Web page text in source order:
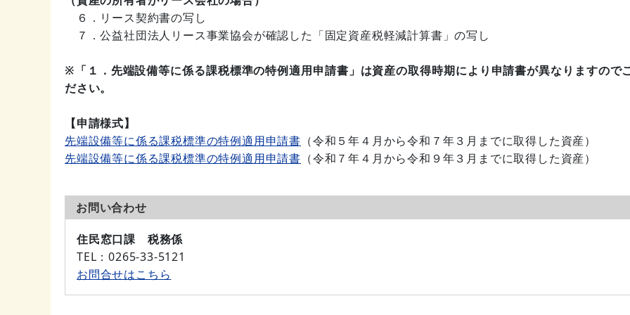
６．リース契約書の写し
７．公益社団法人リース事業協会が確認した「固定資産税軽減計算書」の写し
※「１．先端設備等に係る課税標準の特例適用申請書」は資産の取得時期により申請書が異なりますので
ださい。
【申請様式】
先端設備等に係る課税標準の特例適用申請書 （令和５年４月から令和７年３月までに取得した資産）
先端設備等に係る課税標準の特例適用申請書 （令和７年４月から令和９年３月までに取得した資産）
お問い合わせ
住民窓口課 税務係
TEL ：0265-33-5121
お問合せはこちら